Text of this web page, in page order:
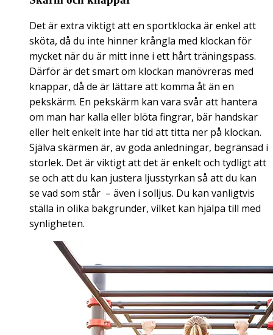
Det är extra viktigt att en sportklocka är enkel att
sköta, då du inte hinner krångla med klockan för
mycket när du är mitt inne i ett hårt träningspass.
Därför är det smart om klockan manövreras med
knappar, då de är lättare att komma åt än en
pekskärm. En pekskärm kan vara svår att hantera
om man har kalla eller blöta fingrar, bär handskar
eller helt enkelt inte har tid att titta ner på klockan.
Själva skärmen är, av goda anledningar, begränsad i
storlek. Det är viktigt att det är enkelt och tydligt att
se och att du kan justera ljusstyrkan så att du kan
se vad som står – även i solljus. Du kan vanligtvis
ställa in olika bakgrunder, vilket kan hjälpa till med
synligheten.